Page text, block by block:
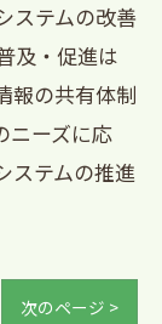
ステムの改善
及・促進は
報の共有体制
ニーズに応
ステムの推進
次のページ >